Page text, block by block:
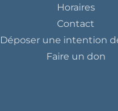
Horaires
Contact
Déposer une intention
Faire un don